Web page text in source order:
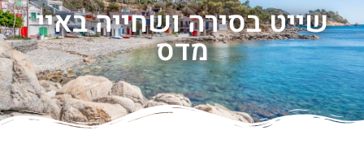
שייט בסירה ושחייה באיי
מדס